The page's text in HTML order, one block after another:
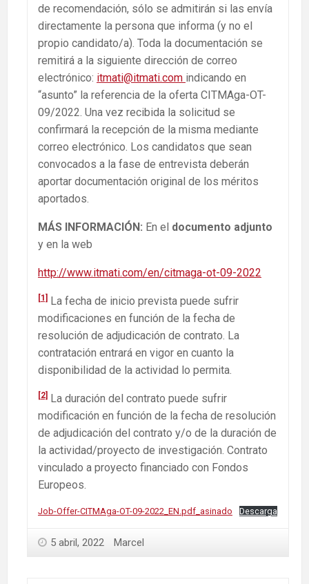
de recomendación, sólo se admitirán si las envía
directamente la persona que informa (y no el
propio candidato/a). Toda la documentación se
remitirá a la siguiente dirección de correo
electrónico: itmati@itmati.com indicando en
“asunto” la referencia de la oferta CITMAga-OT-
09/2022. Una vez recibida la solicitud se
confirmará la recepción de la misma mediante
correo electrónico. Los candidatos que sean
convocados a la fase de entrevista deberán
aportar documentación original de los méritos
aportados.
MÁS INFORMACIÓN: En el documento adjunto
y en la web
http://www.itmati.com/en/citmaga-ot-09-2022
[1] La fecha de inicio prevista puede sufrir
modificaciones en función de la fecha de
resolución de adjudicación de contrato. La
contratación entrará en vigor en cuanto la
disponibilidad de la actividad lo permita.
[2] La duración del contrato puede sufrir
modificación en función de la fecha de resolución
de adjudicación del contrato y/o de la duración de
la actividad/proyecto de investigación. Contrato
vinculado a proyecto financiado con Fondos
Europeos.
Job-Offer-CITMAga-OT-09-2022_EN.pdf_asinado Descarga
5 abril, 2022 Marcel